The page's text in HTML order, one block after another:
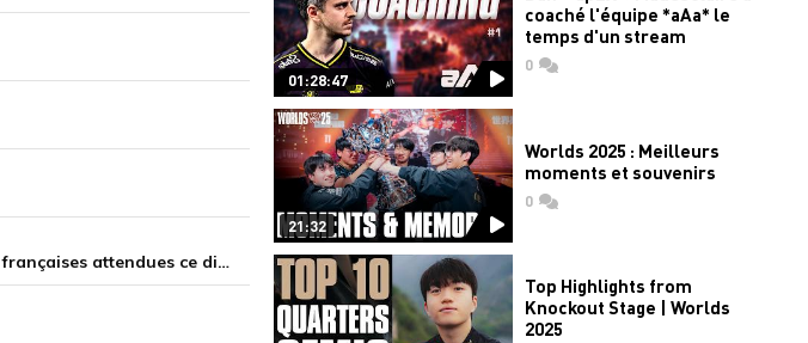
La Karmine Corp Blue en quarts des EMEA Masters Summer 2025, les trois autres équipes françaises attendues ce dimanche
01:28:47
coaché l'équipe *aAa* le
temps d'un stream
0commentaires
21:32
Worlds 2025 : Meilleurs
moments et souvenirs
0commentaires
Top Highlights from
Knockout Stage | Worlds
2025